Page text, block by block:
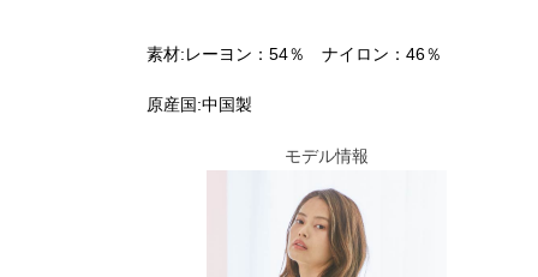
素材:レーヨン：54％ ナイロン：46％
原産国:中国製
モデル情報